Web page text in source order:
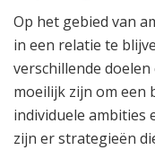
Op het gebied van
in een relatie te
verschillende
moeilijk zijn om een
individuele ambities
zijn er strategieën